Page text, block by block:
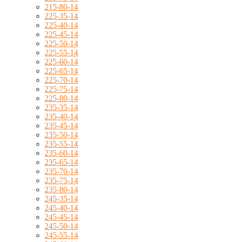
215-80-14
225-35-14
225-40-14
225-45-14
225-50-14
225-55-14
225-60-14
225-65-14
225-70-14
225-75-14
225-80-14
235-35-14
235-40-14
235-45-14
235-50-14
235-55-14
235-60-14
235-65-14
235-70-14
235-75-14
235-80-14
245-35-14
245-40-14
245-45-14
245-50-14
245-55-14